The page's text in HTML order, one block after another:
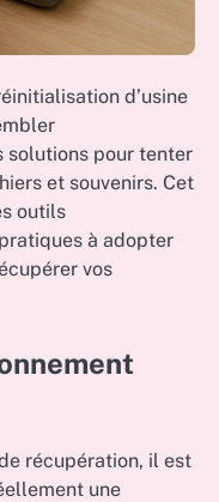
d’usine
solutions pour tenter
et souvenirs. Cet
outils
à adopter
vos
récupération, il est
une